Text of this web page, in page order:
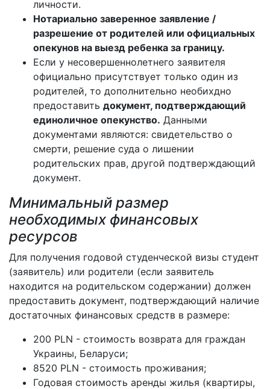
личности.
Нотариально заверенное заявление /
разрешение от родителей или официальных
опекунов на выезд ребенка за границу.
Если у несовершеннолетнего заявителя
официально присутствует только один из
родителей, то дополнительно необихдно
предоставить документ, подтверждающий
единоличное опекунство. Данными
документами являются: свидетельство о
смерти, решение суда о лишении
родительских прав, другой подтверждающий
документ.
Минимальный размер
необходимых финансовых
ресурсов
Для получения годовой студенческой визы студент
(заявитель) или родители (если заявитель
находится на родительском содержании) должен
предоставить документ, подтверждающий наличие
достаточных финансовых средств в размере:
200 PLN - стоимость возврата для граждан
Украины, Беларуси;
8520 PLN - стоимость проживания;
Годовая стоимость аренды жилья (квартиры,